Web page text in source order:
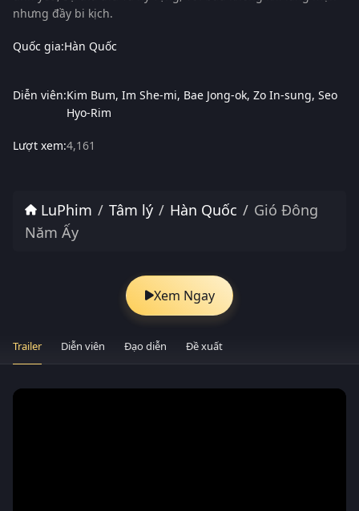
nhưng đầy bi kịch.
Quốc gia:Hàn Quốc
Diễn viên:Kim Bum Im She-mi Bae Jong-ok Zo In-sung Seo
Hyo-Rim
Lượt xem:4,161
LuPhim Tâm lý Hàn Quốc
Gió Đông
Năm Ấy
Xem Ngay
Trailer Diễn viên Đạo diễn Đề xuất